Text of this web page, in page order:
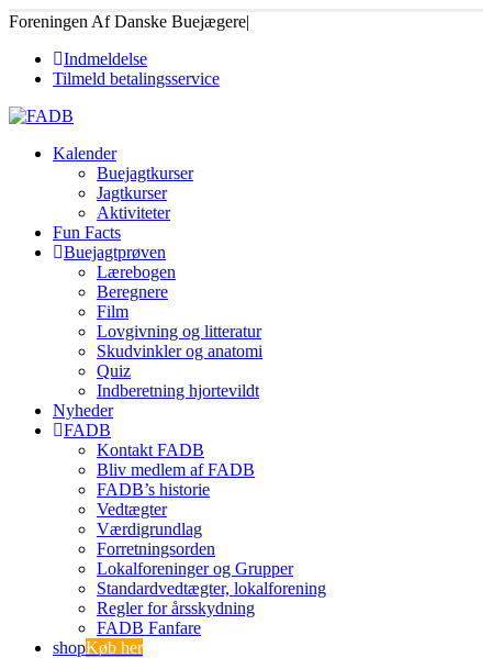
Foreningen Af Danske Buejægere|
Indmeldelse
Tilmeld betalingsservice
Kalender
Buejagtkurser
Jagtkurser
Aktiviteter
Fun Facts
Buejagtprøven
Lærebogen
Beregnere
Film
Lovgivning og litteratur
Skudvinkler og anatomi
Quiz
Indberetning hjortevildt
Nyheder
FADB
Kontakt FADB
Bliv medlem af FADB
FADB’s historie
Vedtægter
Værdigrundlag
Forretningsorden
Lokalforeninger og Grupper
Standardvedtægter, lokalforening
Regler for årsskydning
FADB Fanfare
shopKøb her